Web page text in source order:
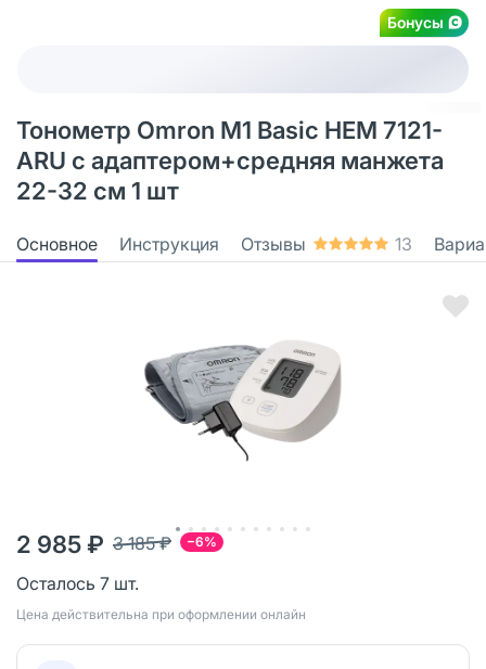
Бонусы
Тонометр Omron M1 Basic HEM 7121-
ARU с адаптером+средняя манжета
22-32 см 1 шт
Основное Инструкция Отзывы 13
−6%
3 185 ₽
2 985 ₽
Осталось 7 шт.
Цена действительна при оформлении онлайн